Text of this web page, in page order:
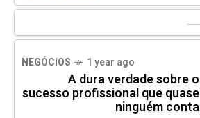
NEGÓCIOS 1 year ago
A dura verdade sobre o
sucesso profissional que quase
ninguém conta